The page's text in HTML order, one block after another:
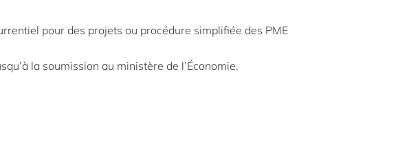
pour des projets ou procédure simplifiée des PME
la soumission au ministère de l’Économie.